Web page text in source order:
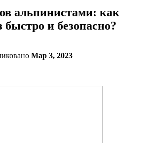
альпинистами: как
быстро и безопасно?
Мар 3, 2023